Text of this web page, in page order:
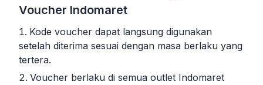
Voucher Indomaret
Kode voucher dapat langsung digunakan
setelah diterima sesuai dengan masa berlaku yang
tertera.
Voucher berlaku di semua outlet Indomaret